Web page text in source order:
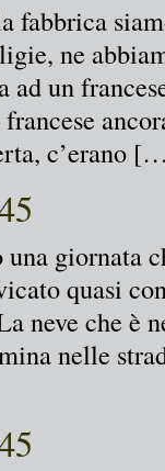
fabbrica
ne
ad un
c’erano
una giornata
quasi
neve che è
nelle